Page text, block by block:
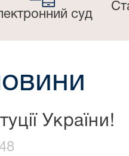
суд
України!